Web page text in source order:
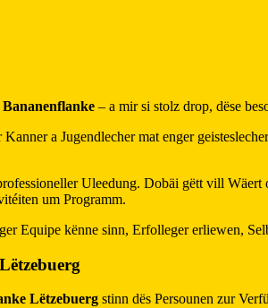
Bananenflanke – a mir si stolz drop, dëse
a Jugendlecher mat enger
Uleedung. Dobäi gëtt vill
um Programm.
Equipe kënne sinn, Erfolleger erliewen,
Lëtzebuerg stinn dës Persounen zur